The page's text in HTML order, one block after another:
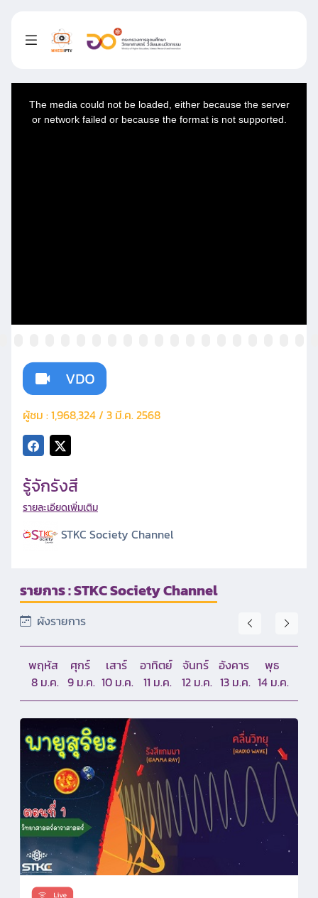
The media could not be loaded, either because the server
or network failed or because the format is not supported.
ผู้ชม : 1,968,324 / 3 มี.ค. 2568
รู้จักรังสี
รายละเอียดเพิ่มเติม
STKC Society Channel
รายการ : STKC Society Channel
ผังรายการ
พฤหัส
15 ม.ค.
ศุกร์
16 ม.ค.
เสาร์
17 ม.ค.
อาทิตย์
18 ม.ค.
จันทร์
19 ม.ค.
อังคาร
20 ม.ค.
พุธ
21 ม.ค.